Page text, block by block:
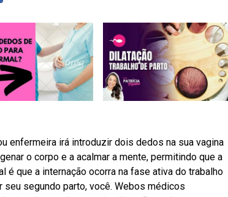
enfermeira irá introduzir dois dedos na sua vagina
o corpo e a acalmar a mente, permitindo que a
que a internação ocorra na fase ativa do trabalho
segundo parto, você. Webos médicos